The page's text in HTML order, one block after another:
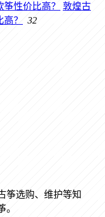
敦煌古
？
32
筝选购、维护等知
。